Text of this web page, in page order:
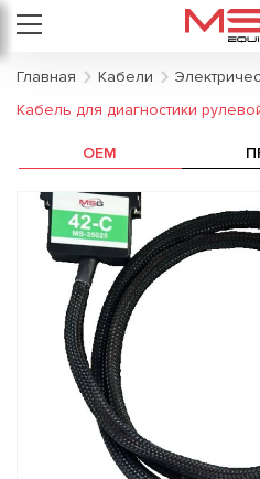
Главная Кабели
Кабель для диагностики
OEM